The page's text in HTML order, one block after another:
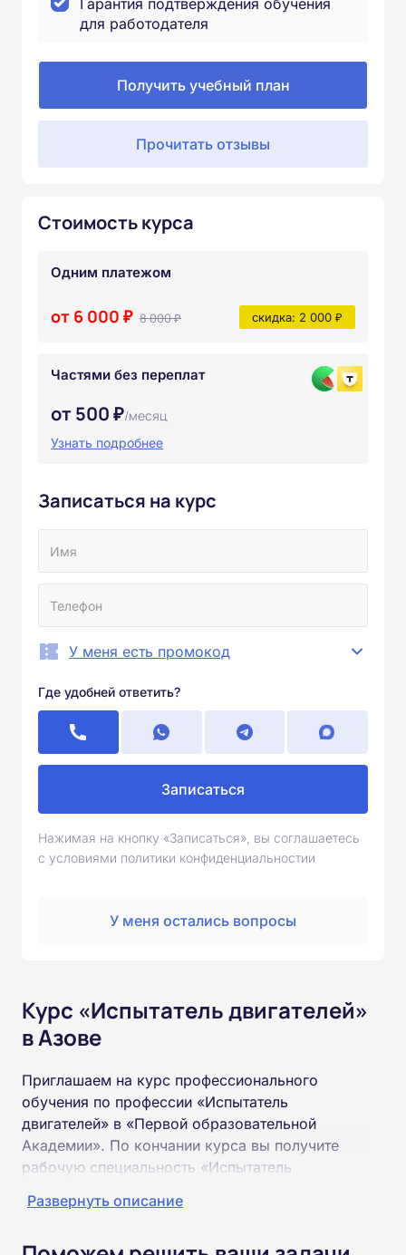
Гарантия подтверждения обучения
для работодателя
Получить учебный план
Прочитать отзывы
Стоимость курса
Одним платежом
от 6 000 ₽ 8 000 ₽ скидка: 2 000 ₽
Частями без переплат
от 500 ₽/месяц
Узнать подробнее
Записаться на курс
У меня есть промокод
Где удобней ответить?
Записаться
Нажимая на кнопку «Записаться», вы соглашаетесь
с условиями политики конфиденциальностии
У меня остались вопросы
Курс «Испытатель двигателей»
в Азове
Приглашаем на курс профессионального
обучения по профессии «Испытатель
двигателей» в «Первой образовательной
Академии». По кончании курса вы получите
рабочую специальность «Испытатель
Развернуть описание